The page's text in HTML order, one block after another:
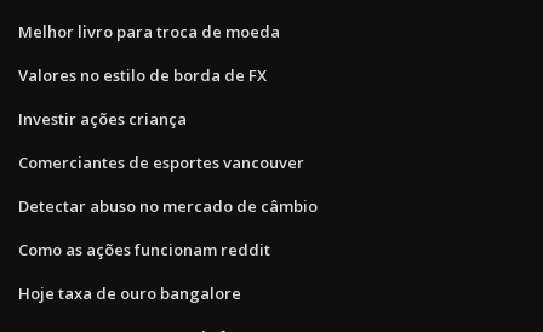
Melhor livro para troca de moeda
Valores no estilo de borda de FX
Investir ações criança
Comerciantes de esportes vancouver
Detectar abuso no mercado de câmbio
Como as ações funcionam reddit
Hoje taxa de ouro bangalore